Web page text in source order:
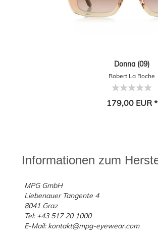
Donna (09)
Robert La Roche
179,00 EUR *
Informationen zum
MPG GmbH
Liebenauer Tangente 4
8041 Graz
Tel: +43 517 20 1000
E-Mail: kontakt@mpg-eyewear.com